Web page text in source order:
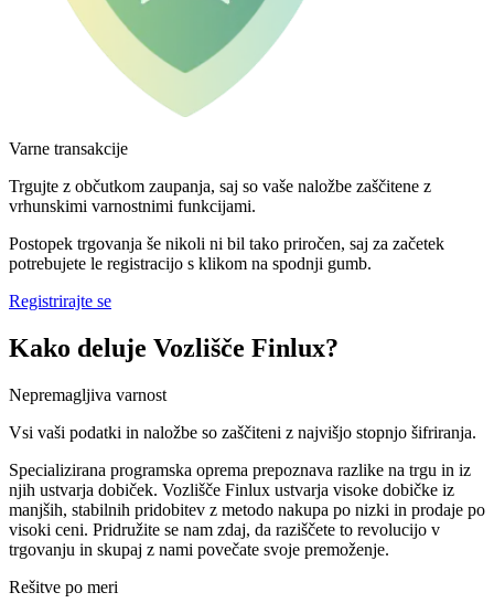
Varne transakcije
Trgujte z občutkom zaupanja, saj so vaše naložbe zaščitene z
vrhunskimi varnostnimi funkcijami.
Postopek trgovanja še nikoli ni bil tako priročen, saj za začetek
potrebujete le registracijo s klikom na spodnji gumb.
Registrirajte se
Kako deluje Vozlišče Finlux?
Nepremagljiva varnost
Vsi vaši podatki in naložbe so zaščiteni z najvišjo stopnjo šifriranja.
Specializirana programska oprema prepoznava razlike na trgu in iz
njih ustvarja dobiček. Vozlišče Finlux ustvarja visoke dobičke iz
manjših, stabilnih pridobitev z metodo nakupa po nizki in prodaje po
visoki ceni. Pridružite se nam zdaj, da raziščete to revolucijo v
trgovanju in skupaj z nami povečate svoje premoženje.
Rešitve po meri